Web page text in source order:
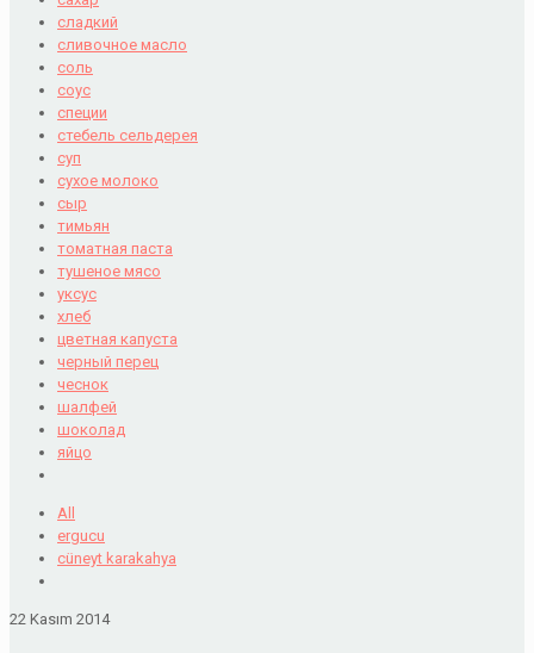
сладкий
сливочное масло
соль
соус
специи
стебель сельдерея
суп
сухое молоко
сыр
тимьян
томатная паста
тушеное мясо
уксус
хлеб
цветная капуста
черный перец
чеснок
шалфей
шоколад
яйцо
All
ergucu
cüneyt karakahya
22 Kasım 2014